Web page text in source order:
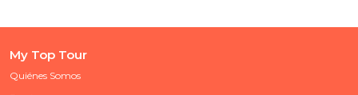
My Top Tour
Quiénes Somos